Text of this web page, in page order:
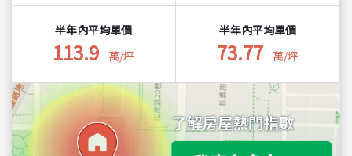
半年內平均單價
113.9 萬/坪
半年內平均單價
73.77 萬/坪